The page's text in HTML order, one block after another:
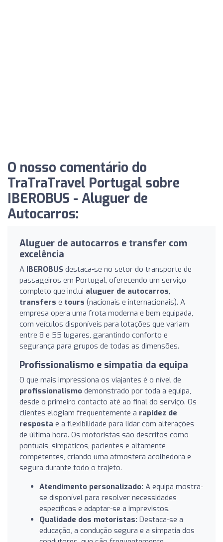
O nosso comentário do
TraTraTravel Portugal sobre
IBEROBUS - Aluguer de
Autocarros:
Aluguer de autocarros e transfer com
excelência
A IBEROBUS destaca-se no setor do transporte de
passageiros em Portugal, oferecendo um serviço
completo que inclui aluguer de autocarros,
transfers e tours (nacionais e internacionais). A
empresa opera uma frota moderna e bem equipada,
com veículos disponíveis para lotações que variam
entre 8 e 55 lugares, garantindo conforto e
segurança para grupos de todas as dimensões.
Profissionalismo e simpatia da equipa
O que mais impressiona os viajantes é o nível de
profissionalismo demonstrado por toda a equipa,
desde o primeiro contacto até ao final do serviço. Os
clientes elogiam frequentemente a rapidez de
resposta e a flexibilidade para lidar com alterações
de última hora. Os motoristas são descritos como
pontuais, simpáticos, pacientes e altamente
competentes, criando uma atmosfera acolhedora e
segura durante todo o trajeto.
Atendimento personalizado: A equipa mostra-
se disponível para resolver necessidades
específicas e adaptar-se a imprevistos.
Qualidade dos motoristas: Destaca-se a
educação, a condução segura e a simpatia dos